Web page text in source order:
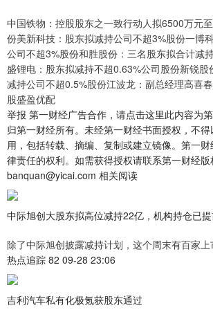
中国铁物：控股股东之一致行动人拟6500万元
份美新科技：股东拟减持公司不超3%股份一博
公司不超3%股份和胜股份：三名股东拟合计减
盛锂电：股东拟减持不超0.63%公司股份新锐股
减持公司不超0.5%股份江波龙：副总经理高喜
股盛盈优配
举报 第一财经广告合作，请点击这里此内容为
归第一财经所有。未经第一财经书面授权，不
用，包括转载、摘编、复制或建立镜像。第一
律责任的权利。如需获得授权请联系第一财经版
banquan@yicai.com 相关阅读
中际旭创大股东拟高位减持22亿，机构持仓已提
除了中际旭创披露减持计划，这个周末有百家
热点追踪 82 09-28 23:06
吉利汽车私有化极氪获股东通过